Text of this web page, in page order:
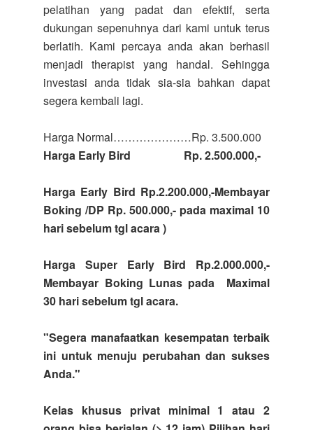
pelatihan yang padat dan efektif, serta
dukungan sepenuhnya dari kami untuk terus
berlatih. Kami percaya anda akan berhasil
menjadi therapist yang handal. Sehingga
investasi anda tidak sia-sia bahkan dapat
segera kembali lagi.
Harga Normal…………………Rp. 3.500.000
Harga Early Bird Rp. 2.500.000,-
Harga Early Bird Rp.2.200.000,-Membayar
Boking /DP Rp. 500.000,- pada maximal 10
hari sebelum tgl acara )
Harga Super Early Bird Rp.2.000.000,-
Membayar Boking Lunas pada Maximal
30 hari sebelum tgl acara.
"Segera manafaatkan kesempatan terbaik
ini untuk menuju perubahan dan sukses
Anda."
Kelas khusus privatminimal 1 atau 2